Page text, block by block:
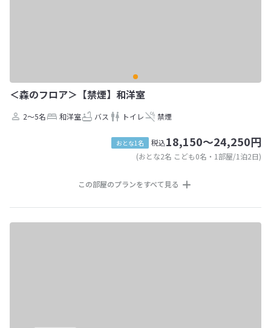
＜森のフロア＞【禁煙】和洋室
2～5名 和洋室 バス トイレ 禁煙
おとな1名 税込18,150～24,250円
(おとな2名 こども0名・1部屋/1泊2日)
この部屋のプランをすべて見る